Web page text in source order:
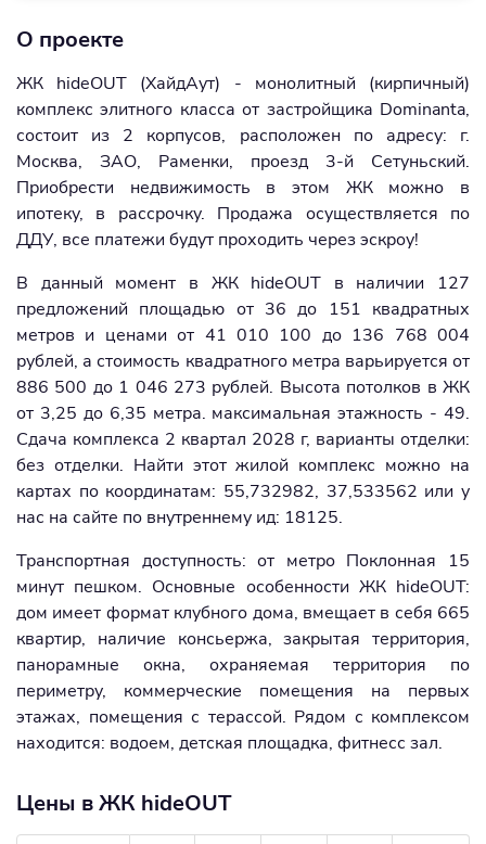
О проекте
ЖК hideOUT (ХайдАут) - монолитный (кирпичный)
комплекс элитного класса от застройщика Dominanta,
состоит из 2 корпусов, расположен по адресу: г.
Москва, ЗАО, Раменки, проезд 3-й Сетуньский.
Приобрести недвижимость в этом ЖК можно в
ипотеку, в рассрочку. Продажа осуществляется по
ДДУ, все платежи будут проходить через эскроу!
В данный момент в ЖК hideOUT в наличии 127
предложений площадью от 36 до 151 квадратных
метров и ценами от 41 010 100 до 136 768 004
рублей, а стоимость квадратного метра варьируется от
886 500 до 1 046 273 рублей. Высота потолков в ЖК
от 3,25 до 6,35 метра. максимальная этажность - 49.
Сдача комплекса 2 квартал 2028 г, варианты отделки:
без отделки. Найти этот жилой комплекс можно на
картах по координатам: 55,732982, 37,533562 или у
нас на сайте по внутреннему ид: 18125.
Транспортная доступность: от метро Поклонная 15
минут пешком. Основные особенности ЖК hideOUT:
дом имеет формат клубного дома, вмещает в себя 665
квартир, наличие консьержа, закрытая территория,
панорамные окна, охраняемая территория по
периметру, коммерческие помещения на первых
этажах, помещения с терассой. Рядом с комплексом
находится: водоем, детская площадка, фитнесс зал.
Цены в ЖК hideOUT